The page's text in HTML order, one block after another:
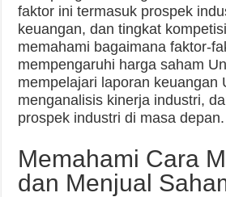
faktor ini termasuk prospek
keuangan, dan tingkat
memahami bagaimana faktor-
mempengaruhi harga saham
mempelajari laporan keuangan
menganalisis kinerja industri,
prospek industri di masa depan.
Memahami Cara
dan Menjual